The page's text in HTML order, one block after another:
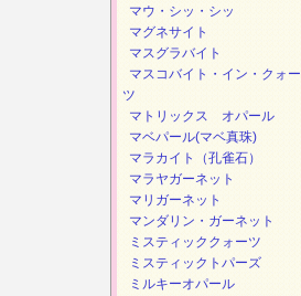
マウ・シッ・シッ
マグネサイト
マスグラバイト
マスコバイト・イン・クォー
ツ
マトリックス オパール
マベパール(マベ真珠)
マラカイト（孔雀石）
マラヤガーネット
マリガーネット
マンダリン・ガーネット
ミスティッククォーツ
ミスティックトパーズ
ミルキーオパール